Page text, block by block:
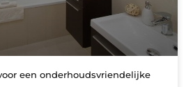
een onderhoudsvriendelijke